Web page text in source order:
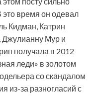
время он одевал
Кидман, Катрин
Джулианну Мур и
получала в 2012
леди» в золотом
со скандалом
из-за разногласий с